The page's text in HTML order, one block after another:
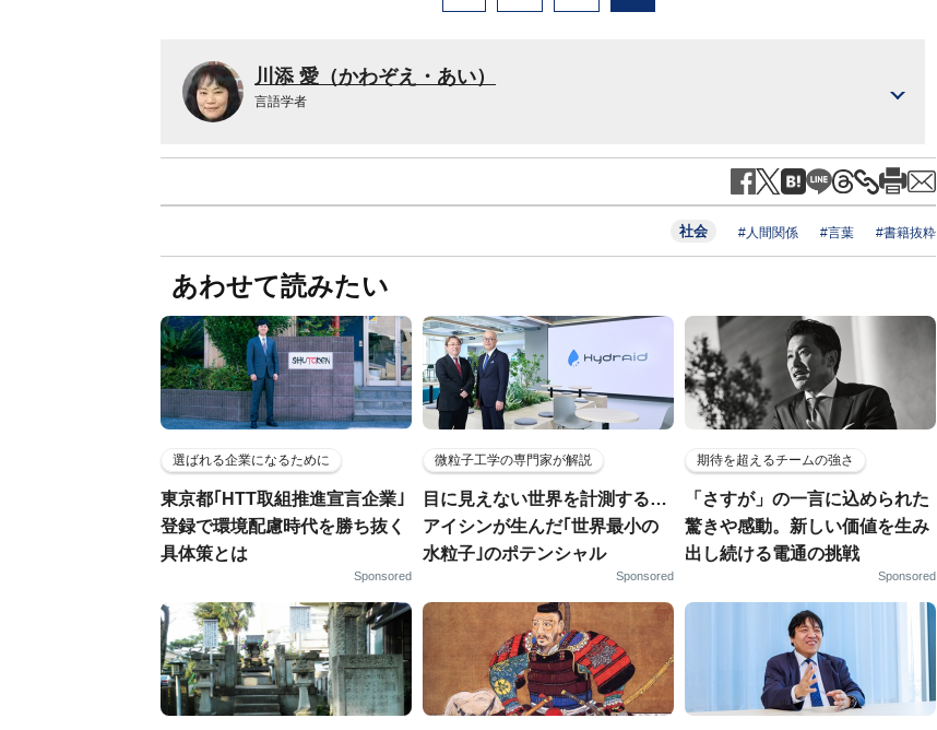
川添 愛（かわぞえ・あい）
言語学者
社会 #人間関係 #言葉 #書籍抜粋
あわせて読みたい
選ばれる企業になるために
東京都｢HTT取組推進宣言企業｣
登録で環境配慮時代を勝ち抜く
具体策とは
Sponsored
微粒子工学の専門家が解説
目に見えない世界を計測する…
アイシンが生んだ｢世界最小の
水粒子｣のポテンシャル
Sponsored
期待を超えるチームの強さ
「さすが」の一言に込められた
驚きや感動。新しい価値を生み
出し続ける電通の挑戦
Sponsored